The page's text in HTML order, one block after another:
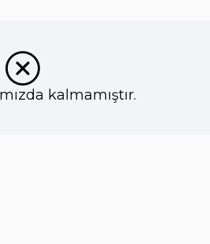
kalmamıştır.